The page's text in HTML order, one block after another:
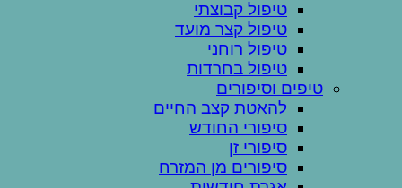
טיפול קבוצתי
טיפול קצר מועד
טיפול רוחני
טיפול בחרדות
טיפים וסיפורים
להאטת קצב החיים
סיפורי החודש
סיפורי זן
סיפורים מן המזרח